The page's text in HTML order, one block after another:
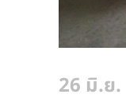
26 มิ.ย.